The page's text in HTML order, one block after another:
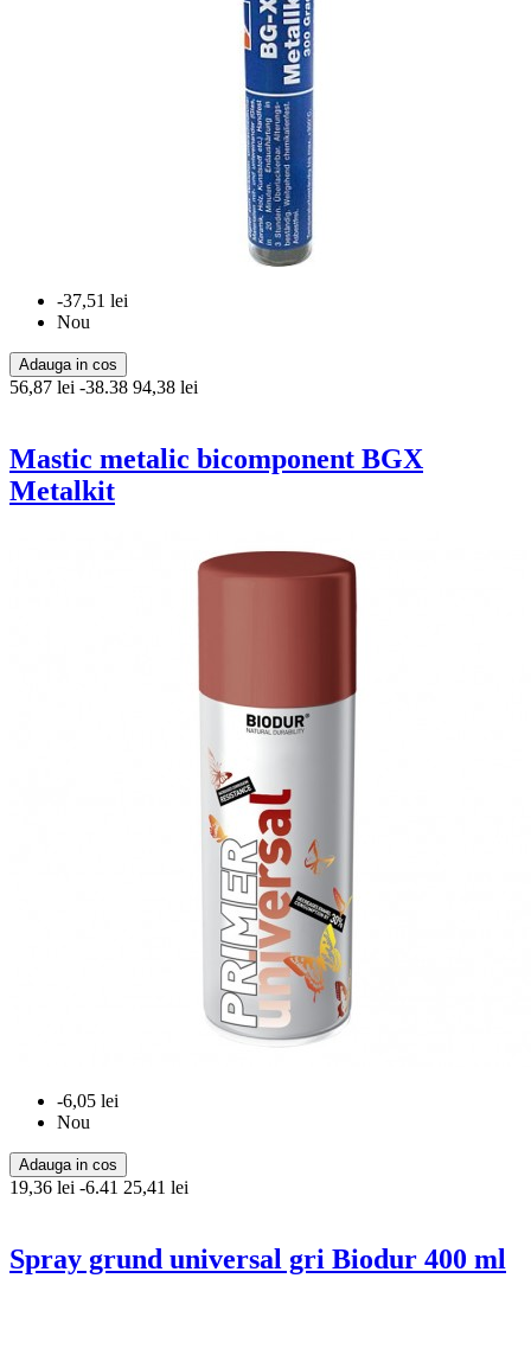
-37,51 lei
Nou
Adauga in cos
56,87 lei -38.38 94,38 lei
Mastic metalic bicomponent BGX
Metalkit
-6,05 lei
Nou
Adauga in cos
19,36 lei -6.41 25,41 lei
Spray grund universal gri Biodur 400 ml